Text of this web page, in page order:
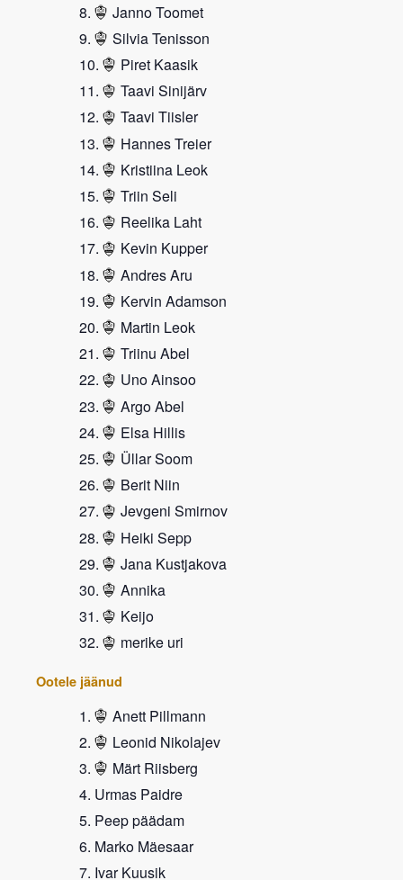
Janno Toomet
Silvia Tenisson
Piret Kaasik
Taavi Sinijärv
Taavi Tiisler
Hannes Treier
Kristiina Leok
Triin Seli
Reelika Laht
Kevin Kupper
Andres Aru
Kervin Adamson
Martin Leok
Triinu Abel
Uno Ainsoo
Argo Abel
Elsa Hillis
Üllar Soom
Berit Niin
Jevgeni Smirnov
Heiki Sepp
Jana Kustjakova
Annika
Keijo
merike uri
Ootele jäänud
Anett Pillmann
Leonid Nikolajev
Märt Riisberg
Urmas Paidre
Peep päädam
Marko Mäesaar
Ivar Kuusik